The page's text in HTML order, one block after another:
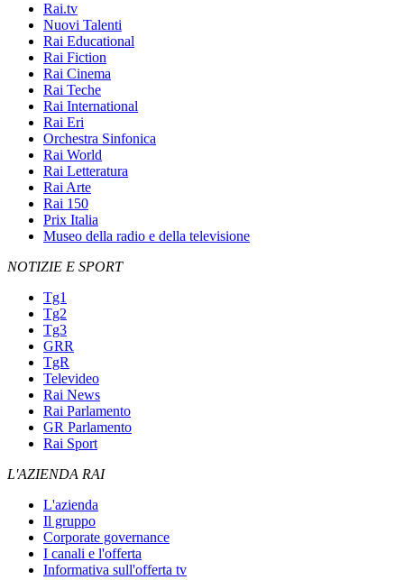
Rai.tv
Nuovi Talenti
Rai Educational
Rai Fiction
Rai Cinema
Rai Teche
Rai International
Rai Eri
Orchestra Sinfonica
Rai World
Rai Letteratura
Rai Arte
Rai 150
Prix Italia
Museo della radio e della televisione
NOTIZIE E SPORT
Tg1
Tg2
Tg3
GRR
TgR
Televideo
Rai News
Rai Parlamento
GR Parlamento
Rai Sport
L'AZIENDA RAI
L'azienda
Il gruppo
Corporate governance
I canali e l'offerta
Informativa sull'offerta tv